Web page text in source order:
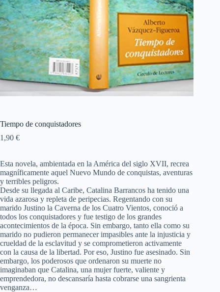
Tiempo de conquistadores
1,90 €
Esta novela, ambientada en la América del siglo XVII, recrea
magníficamente aquel Nuevo Mundo de conquistas, aventuras
y terribles peligros.
Desde su llegada al Caribe, Catalina Barrancos ha tenido una
vida azarosa y repleta de peripecias. Regentando con su
marido Justino la Caverna de los Cuatro Vientos, conoció a
todos los conquistadores y fue testigo de los grandes
acontecimientos de la época. Sin embargo, tanto ella como su
marido no pudieron permanecer impasibles ante la injusticia y
crueldad de la esclavitud y se comprometieron activamente
con la causa de la libertad. Por eso, Justino fue asesinado. Sin
embargo, los poderosos que ordenaron su muerte no
imaginaban que Catalina, una mujer fuerte, valiente y
emprendedora, no descansaría hasta cobrarse una sangrienta
venganza…